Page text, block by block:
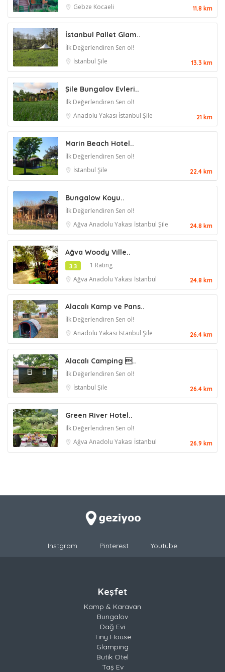
Gebze Kocaeli 11.8 km
İstanbul Pallet Glam..
İlk Değerlendiren Sen ol!
İstanbul Şile 13.3 km
Şile Bungalov Evleri..
İlk Değerlendiren Sen ol!
Anadolu Yakası İstanbul Şile 21 km
Marin Beach Hotel..
İlk Değerlendiren Sen ol!
İstanbul Şile 22.4 km
Bungalow Koyu..
İlk Değerlendiren Sen ol!
Ağva Anadolu Yakası İstanbul Şile 24.8 km
Ağva Woody Ville..
3.3
1 Rating
Ağva Anadolu Yakası İstanbul 24.8 km
Alacalı Kamp ve Pans..
İlk Değerlendiren Sen ol!
Anadolu Yakası İstanbul Şile 26.4 km
Alacalı Camping ..
İlk Değerlendiren Sen ol!
İstanbul Şile 26.4 km
Green River Hotel..
İlk Değerlendiren Sen ol!
Ağva Anadolu Yakası İstanbul 26.9 km
Instgram Pinterest Youtube
Keşfet
Kamp & Karavan
Bungalov
Dağ Evi
Tiny House
Glamping
Butik Otel
Taş Ev